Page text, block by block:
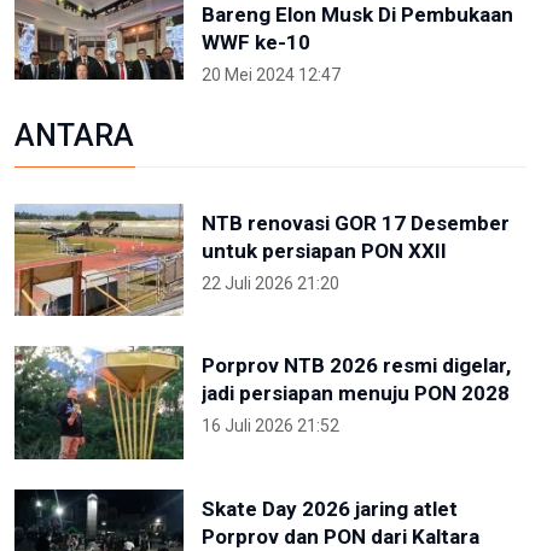
Bareng Elon Musk Di Pembukaan
WWF ke-10
20 Mei 2024 12:47
ANTARA
NTB renovasi GOR 17 Desember
untuk persiapan PON XXII
22 Juli 2026 21:20
Porprov NTB 2026 resmi digelar,
jadi persiapan menuju PON 2028
16 Juli 2026 21:52
Skate Day 2026 jaring atlet
Porprov dan PON dari Kaltara